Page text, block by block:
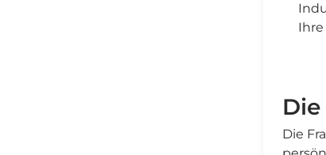
Ihre
Die